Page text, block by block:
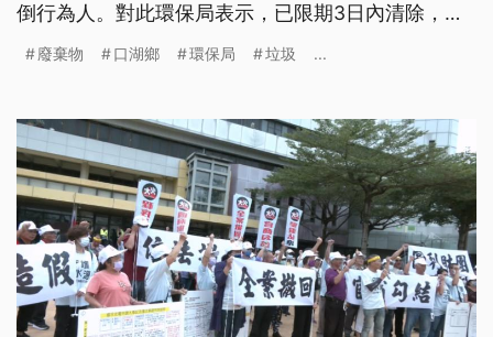
倒行為人。對此環保局表示，已限期3日內清除，並
成清理，將按日加重處罰。
廢棄物 口湖鄉 環保局 垃圾 ...